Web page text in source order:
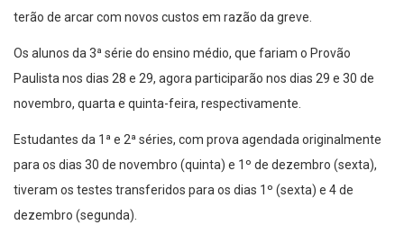
terão de arcar com novos custos em razão da greve.
Os alunos da 3ª série do ensino médio, que fariam o Provão
Paulista nos dias 28 e 29, agora participarão nos dias 29 e 30 de
novembro, quarta e quinta-feira, respectivamente.
Estudantes da 1ª e 2ª séries, com prova agendada originalmente
para os dias 30 de novembro (quinta) e 1º de dezembro (sexta),
tiveram os testes transferidos para os dias 1º (sexta) e 4 de
dezembro (segunda).